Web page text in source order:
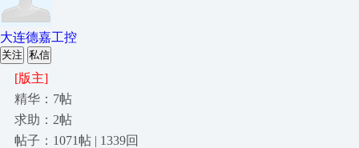
大连德嘉工控
关注 私信
[版主]
精华：7帖
求助：2帖
帖子：1071帖 | 1339回